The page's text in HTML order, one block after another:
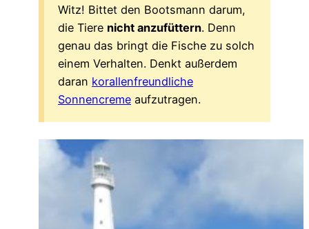
Witz! Bittet den Bootsmann darum,
die Tiere nicht anzufüttern. Denn
genau das bringt die Fische zu solch
einem Verhalten. Denkt außerdem
daran korallenfreundliche
Sonnencreme aufzutragen.